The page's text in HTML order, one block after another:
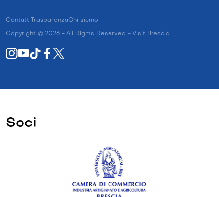
Contatti TrasparenzaChi siamo
Copyright © 2026 - All Rights Reserved - Visit Brescia
Soci